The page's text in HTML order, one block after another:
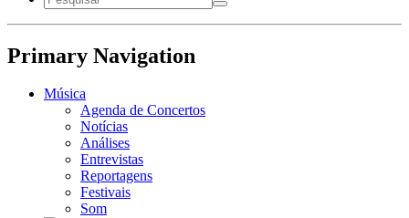
Primary Navigation
Música
Agenda de Concertos
Notícias
Análises
Entrevistas
Reportagens
Festivais
Som